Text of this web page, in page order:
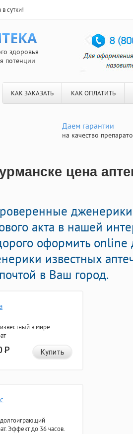
сутки!
здоровья
потенции
КАК ЗАКАЗАТЬ КАК ОПЛАТИТЬ
Даем гарантии
на качество
цена
акта в нашей
оформить online
известных
в Ваш город.
в мире
Р Купить
Эффект до 36 часов.